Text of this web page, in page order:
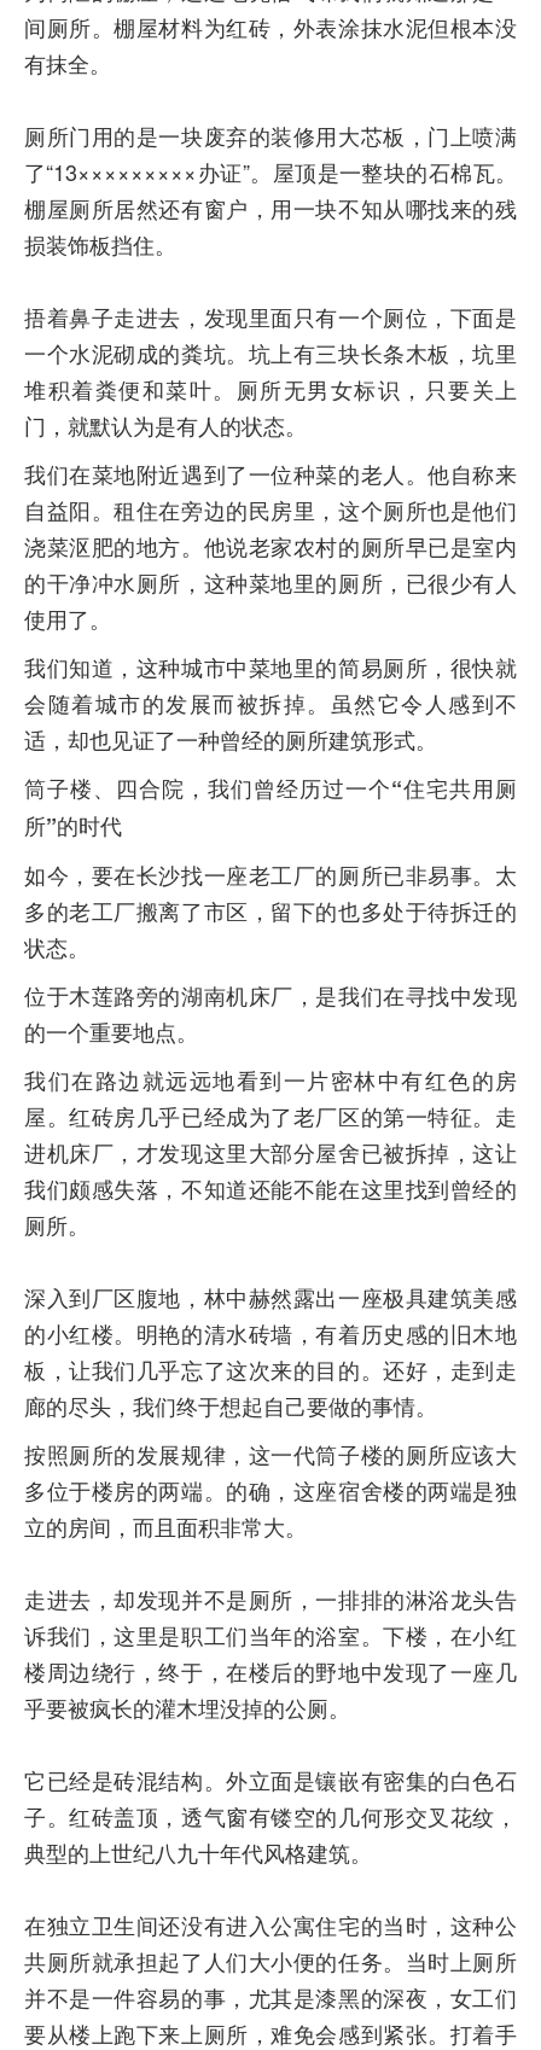
间厕所。棚屋材料为红砖，外表涂抹水泥但根本没
有抹全。
厕所门用的是一块废弃的装修用大芯板，门上喷满
了“13×××××××××办证”。屋顶是一整块的石棉瓦。
棚屋厕所居然还有窗户，用一块不知从哪找来的残
损装饰板挡住。
捂着鼻子走进去，发现里面只有一个厕位，下面是
一个水泥砌成的粪坑。坑上有三块长条木板，坑里
堆积着粪便和菜叶。厕所无男女标识，只要关上
门，就默认为是有人的状态。
我们在菜地附近遇到了一位种菜的老人。他自称来
自益阳。租住在旁边的民房里，这个厕所也是他们
浇菜沤肥的地方。他说老家农村的厕所早已是室内
的干净冲水厕所，这种菜地里的厕所，已很少有人
使用了。
我们知道，这种城市中菜地里的简易厕所，很快就
会随着城市的发展而被拆掉。虽然它令人感到不
适，却也见证了一种曾经的厕所建筑形式。
筒子楼、四合院，我们曾经历过一个“住宅共用厕
所”的时代
如今，要在长沙找一座老工厂的厕所已非易事。太
多的老工厂搬离了市区，留下的也多处于待拆迁的
状态。
位于木莲路旁的湖南机床厂，是我们在寻找中发现
的一个重要地点。
我们在路边就远远地看到一片密林中有红色的房
屋。红砖房几乎已经成为了老厂区的第一特征。走
进机床厂，才发现这里大部分屋舍已被拆掉，这让
我们颇感失落，不知道还能不能在这里找到曾经的
厕所。
深入到厂区腹地，林中赫然露出一座极具建筑美感
的小红楼。明艳的清水砖墙，有着历史感的旧木地
板，让我们几乎忘了这次来的目的。还好，走到走
廊的尽头，我们终于想起自己要做的事情。
按照厕所的发展规律，这一代筒子楼的厕所应该大
多位于楼房的两端。的确，这座宿舍楼的两端是独
立的房间，而且面积非常大。
走进去，却发现并不是厕所，一排排的淋浴龙头告
诉我们，这里是职工们当年的浴室。下楼，在小红
楼周边绕行，终于，在楼后的野地中发现了一座几
乎要被疯长的灌木埋没掉的公厕。
它已经是砖混结构。外立面是镶嵌有密集的白色石
子。红砖盖顶，透气窗有镂空的几何形交叉花纹，
典型的上世纪八九十年代风格建筑。
在独立卫生间还没有进入公寓住宅的当时，这种公
共厕所就承担起了人们大小便的任务。当时上厕所
并不是一件容易的事，尤其是漆黑的深夜，女工们
要从楼上跑下来上厕所，难免会感到紧张。打着手